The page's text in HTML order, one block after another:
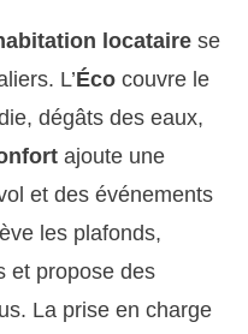
locataire se
L’Éco couvre le
dégâts des eaux,
ajoute une
et des événements
les plafonds,
et propose des
La prise en charge